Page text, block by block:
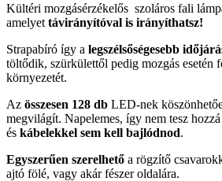
Kültéri mozgásérzékelős szoláros fali
amelyet távirányítóval is irányíthatsz!
Strapabíró így a legszélsőségesebb
töltődik, szürkülettől pedig mozgás esetén
környezetét.
Az összesen 128 db LED-nek
megvilágít. Napelemes, így nem tesz
és kábelekkel sem kell bajlódnod.
Egyszerűen szerelhető a rögzítő
ajtó fölé, vagy akár fészer oldalára.